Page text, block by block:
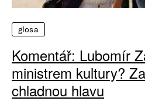
glosa
Komentář: Lubomír
ministrem kultury?
chladnou hlavu